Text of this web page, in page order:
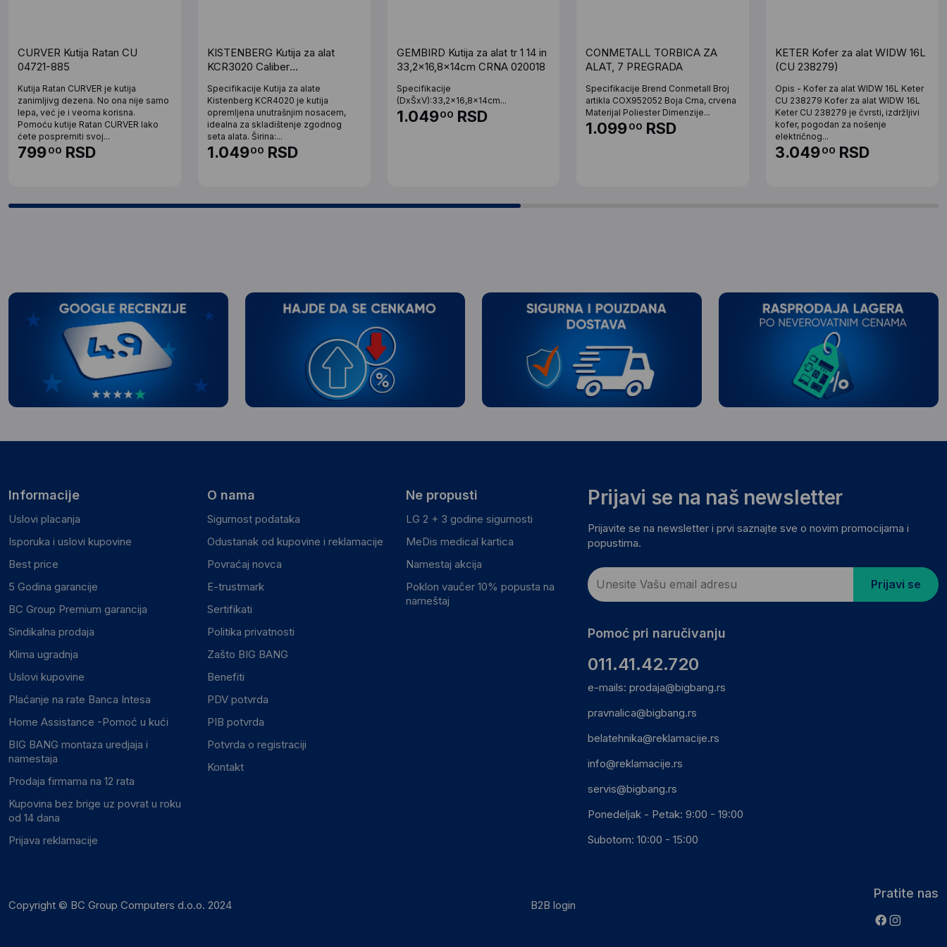
CURVER Kutija Ratan CU
04721-885
Kutija Ratan CURVER je kutija
zanimljivg dezena. No ona nije samo
lepa, već je i veoma korisna.
Pomoću kutije Ratan CURVER lako
ćete pospremiti svoj...
79900 RSD
KISTENBERG Kutija za alat
KCR3020 Caliber
Specifikacije Kutija za alate
Kistenberg KCR4020 je kutija
opremljena unutrašnjim nosacem,
idealna za skladištenje zgodnog
seta alata. Širina:...
1.04900 RSD
GEMBIRD Kutija za alat tr 1 14 in
33,2x16,8x14cm CRNA 020018
Specifikacije
(DxŠxV):33,2x16,8x14cm...
1.04900 RSD
CONMETALL TORBICA ZA
ALAT, 7 PREGRADA
Specifikacije Brend Conmetall Broj
artikla COX952052 Boja Crna, crvena
Materijal Poliester Dimenzije...
1.09900 RSD
KETER Kofer za alat WIDW 16L
(CU 238279)
Opis - Kofer za alat WIDW 16L Keter
CU 238279 Kofer za alat WIDW 16L
Keter CU 238279 je čvrsti, izdržljivi
kofer, pogodan za nošenje
električnog...
3.04900 RSD
Informacije
Uslovi placanja
Isporuka i uslovi kupovine
Best price
5 Godina garancije
BC Group Premium garancija
Sindikalna prodaja
Klima ugradnja
Uslovi kupovine
Plaćanje na rate Banca Intesa
Home Assistance -Pomoć u kući
BIG BANG montaza uredjaja i
namestaja
Prodaja firmama na 12 rata
Kupovina bez brige uz povrat u roku
od 14 dana
Prijava reklamacije
O nama
Sigurnost podataka
Odustanak od kupovine i reklamacije
Povraćaj novca
E-trustmark
Sertifikati
Politika privatnosti
Zašto BIG BANG
Benefiti
PDV potvrda
PIB potvrda
Potvrda o registraciji
Kontakt
Ne propusti
LG 2 + 3 godine sigurnosti
MeDis medical kartica
Namestaj akcija
Poklon vaučer 10% popusta na
nameštaj
Prijavi se na naš newsletter
Prijavite se na newsletter i prvi saznajte sve o novim promocijama i
popustima.
Prijavi se
Pomoć pri naručivanju
011.41.42.720
e-mails: prodaja@bigbang.rs
pravnalica@bigbang.rs
belatehnika@reklamacije.rs
info@reklamacije.rs
servis@bigbang.rs
Ponedeljak - Petak: 9:00 - 19:00
Subotom: 10:00 - 15:00
Copyright © BC Group Computers d.o.o. 2024 B2B login
Pratite nas